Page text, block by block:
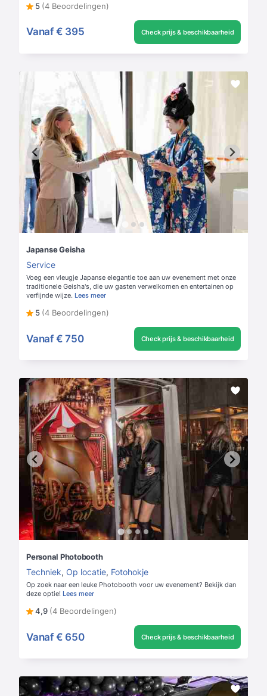
5 (4 Beoordelingen)
Vanaf € 395 Check prijs & beschikbaarheid
Japanse Geisha
Service
Voeg een vleugje Japanse elegantie toe aan uw evenement met onze
traditionele Geisha's, die uw gasten verwelkomen en entertainen op
verfijnde wijze. Lees meer
5 (4 Beoordelingen)
Vanaf € 750 Check prijs & beschikbaarheid
Personal Photobooth
Techniek, Op locatie, Fotohokje
Op zoek naar een leuke Photobooth voor uw evenement? Bekijk dan
deze optie! Lees meer
4,9 (4 Beoordelingen)
Vanaf € 650 Check prijs & beschikbaarheid